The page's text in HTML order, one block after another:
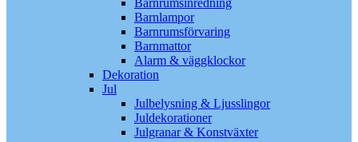
Barnrumsinredning
Barnlampor
Barnrumsförvaring
Barnmattor
Alarm & väggklockor
Dekoration
Jul
Julbelysning & Ljusslingor
Juldekorationer
Julgranar & Konstväxter